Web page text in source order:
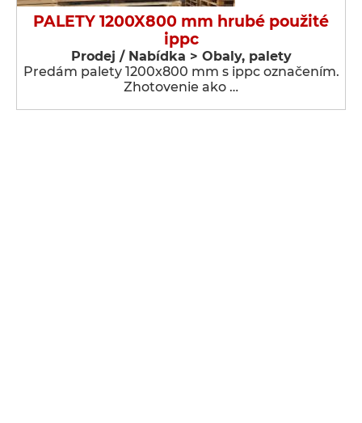
PALETY 1200X800 mm hrubé použité
ippc
Prodej / Nabídka > Obaly, palety
Predám palety 1200x800 mm s ippc označením.
Zhotovenie ako …